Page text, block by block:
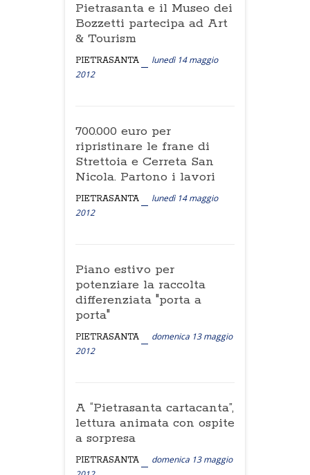
Pietrasanta e il Museo dei
Bozzetti partecipa ad Art
& Tourism
PIETRASANTA
lunedì 14 maggio
2012
700.000 euro per
ripristinare le frane di
Strettoia e Cerreta San
Nicola. Partono i lavori
PIETRASANTA
lunedì 14 maggio
2012
Piano estivo per
potenziare la raccolta
differenziata "porta a
porta"
PIETRASANTA
domenica 13 maggio
2012
A “Pietrasanta cartacanta”,
lettura animata con ospite
a sorpresa
PIETRASANTA
domenica 13 maggio